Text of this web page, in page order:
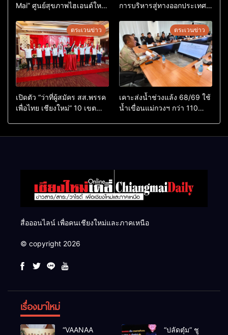
Mai” ศูนย์สุขภาพไฮเอนต์ใหญ่
การบริหารสู่ทางออกประเทศ
ตระเวนข่าว
เปิดตัว “ว่าที่ผู้สมัคร สส.พรรค
เพื่อไทย เชียงใหม่” 10 เขต
ตระเวนข่าว
เคาะส่งน้ำช่วงแล้ง 68/69 ใช้
น้ำเขื่อนแม่กวงฯ กว่า 110
สื่อออนไลน์ เพื่อคนเชียงใหม่และภาคเหนือ
© copyright 2026
เรื่องมาใหม่
“VAANAA “ปลัดตุ๋ม” ชู